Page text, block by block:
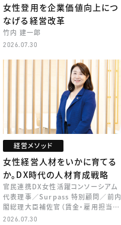
女性登用を企業価値向上につ
なげる経営改革
竹内 建一郎
2026.07.30
経営メソッド
女性経営人材をいかに育てる
か。DX時代の人材育成戦略
官民連携DX女性活躍コンソーシアム
代表理事／Surpass 特別顧問／前内
閣総理大臣補佐官（賃金・雇用担当）
矢田 稚子
2026.07.30